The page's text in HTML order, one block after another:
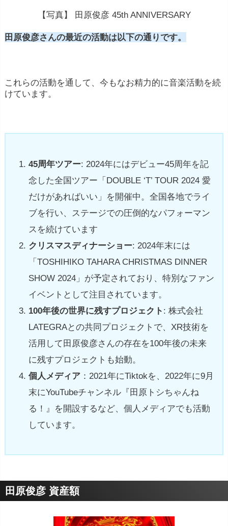
【写真】 田原俊彦 45th ANNIVERSARY
田原俊彦さんの最近の活動は以下の通りです。
これらの活動を通して、今もなお精力的に音楽活動を続
けています。
45周年ツアー: 2024年にはデビュー45周年を記
念した全国ツアー「DOUBLE ‘T’ TOUR 2024 愛
だけがあればいい」を開催中。全国各地でライ
ブを行い、ステージでの圧倒的なパフォーマン
スを続けています​
クリスマスディナーショー: 2024年末には
「TOSHIHIKO TAHARA CHRISTMAS DINNER
SHOW 2024」が予定されており、特別なファン
イベントとして注目されています​。
100年後の世界に残すプロジェクト : 株式会社
LATEGRAとの共同プロジェクトで、XR技術を
活用して田原俊彦さんの存在を100年後の未来
に残すプロジェクトも始動。
個人メディア ：2021年にTiktokを、2022年に9月
末にYouTubeチャンネル『田原トシちゃんね
る！』を開設するなど、個人メディアでも活動
しています。
田原俊彦 資産額